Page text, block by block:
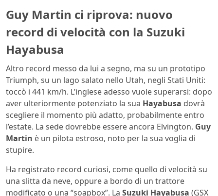
Guy Martin ci riprova: nuovo
record di velocità con la Suzuki
Hayabusa
Altro record messo da lui a segno, ma su un prototipo
Triumph, su un lago salato nello Utah, negli Stati Uniti:
toccò i 441 km/h. L’inglese adesso vuole superarsi: dopo
aver ulteriormente potenziato la sua Hayabusa dovrà
scegliere il momento più adatto, probabilmente entro
l’estate. La sede dovrebbe essere ancora Elvington. Guy
Martin è un pilota estroso, noto per la sua voglia di
stupire.
Ha registrato record curiosi, come quello di velocità su
una slitta da neve, oppure a bordo di un trattore
modificato o una “soapbox”. La Suzuki Hayabusa (GSX